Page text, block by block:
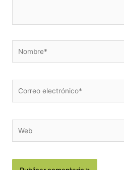
electrónico*